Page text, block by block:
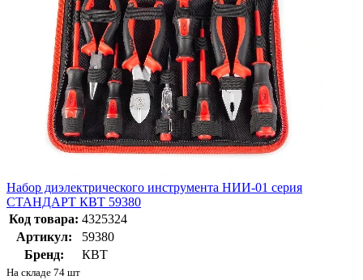
Набор диэлектрического инструмента НИИ-01 серия
СТАНДАРТ КВТ 59380
Код товара: 4325324
Артикул:
59380
Бренд:
КВТ
На складе 74 шт